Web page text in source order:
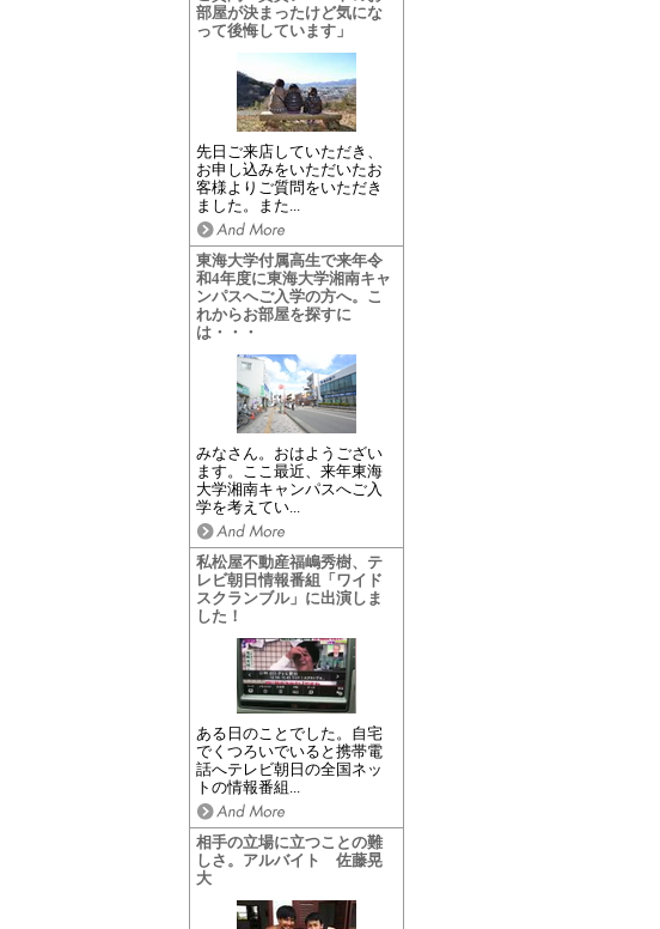
部屋が決まったけど気にな
って後悔しています」
先日ご来店していただき、
お申し込みをいただいたお
客様よりご質問をいただき
ました。また...
東海大学付属高生で来年令
和4年度に東海大学湘南キャ
ンパスへご入学の方へ。こ
れからお部屋を探すに
は・・・
みなさん。おはようござい
ます。ここ最近、来年東海
大学湘南キャンパスへご入
学を考えてい...
私松屋不動産福嶋秀樹、テ
レビ朝日情報番組「ワイド
スクランブル」に出演しま
した！
ある日のことでした。自宅
でくつろいでいると携帯電
話へテレビ朝日の全国ネッ
トの情報番組...
相手の立場に立つことの難
しさ。アルバイト 佐藤晃
大